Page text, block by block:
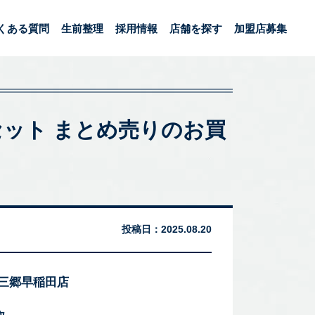
ある質問 生前整理 採用情報 店舗を探す 加盟店募集
ト まとめ売りのお買
投稿日： 2025.08.20
郷早稲田店